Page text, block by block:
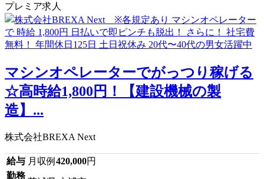
プレミア求人
マシンオペレーターでがっつり稼げる
☆高時給1,800円！【建設機械の製
造】...
株式会社BREXA Next
給与 月収例 420,000円
勤務